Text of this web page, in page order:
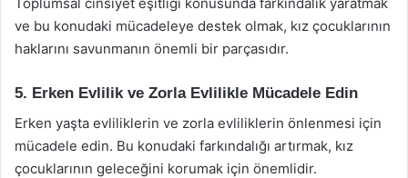
ve bu konudaki mücadeleye destek olmak, kız çocuklarının
haklarını savunmanın önemli bir parçasıdır.
5. Erken Evlilik ve Zorla Evlilikle Mücadele Edin
Erken yaşta evliliklerin ve zorla evliliklerin önlenmesi için
mücadele edin. Bu konudaki farkındalığı artırmak, kız
çocuklarının geleceğini korumak için önemlidir.